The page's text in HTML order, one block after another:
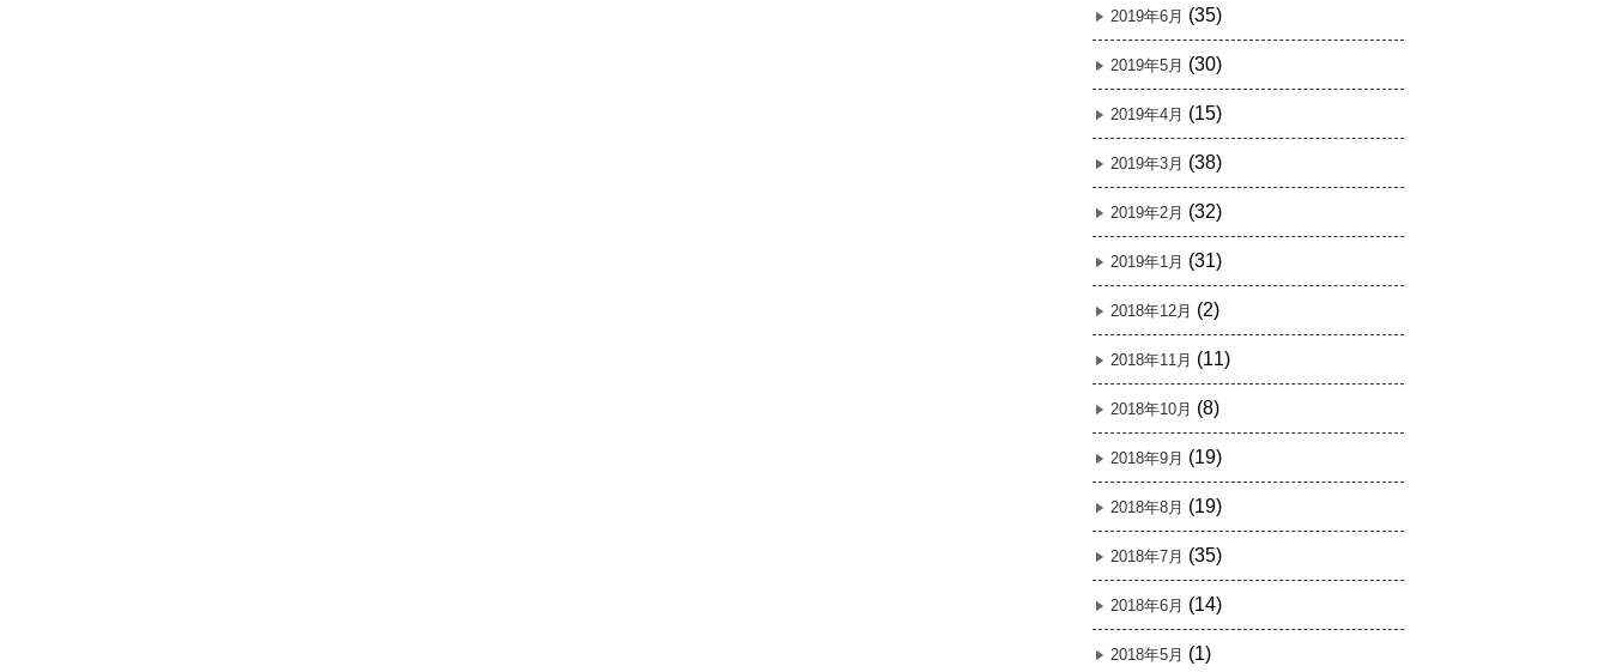
2019年6月 (35)
2019年5月 (30)
2019年4月 (15)
2019年3月 (38)
2019年2月 (32)
2019年1月 (31)
2018年12月 (2)
2018年11月 (11)
2018年10月 (8)
2018年9月 (19)
2018年8月 (19)
2018年7月 (35)
2018年6月 (14)
2018年5月 (1)